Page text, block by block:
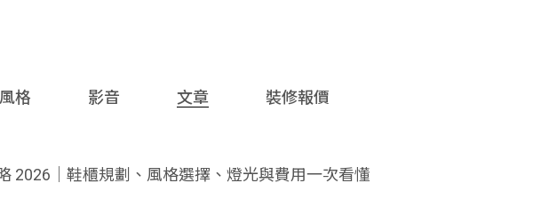
風格 影音 文章 裝修報價
2026｜鞋櫃規劃、風格選擇、燈光與費用一次看懂